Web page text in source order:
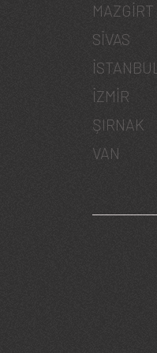
MAZGIRT
SIVAS
İSTANBUL
İZMIR
ŞIRNAK
VAN